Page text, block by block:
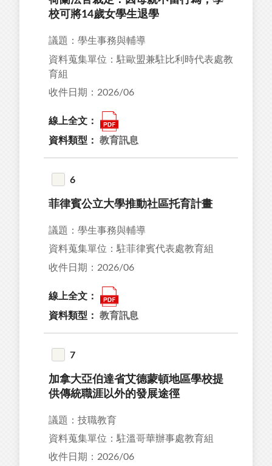
校可將14歲女學生退學
議題：學生事務與輔導
資料蒐集單位：駐歐盟兼駐比利時代表處教
育組
收件日期：2026/06
線上全文：
資料類型： 教育訊息
6
菲律賓公立大學推動社區托育計畫
議題：學生事務與輔導
資料蒐集單位：駐菲律賓代表處教育組
收件日期：2026/06
線上全文：
資料類型： 教育訊息
7
加拿大亞伯達省艾德蒙頓地區學校提
供傳統職涯以外的發展途徑
議題：技職教育
資料蒐集單位：駐溫哥華辦事處教育組
收件日期：2026/06